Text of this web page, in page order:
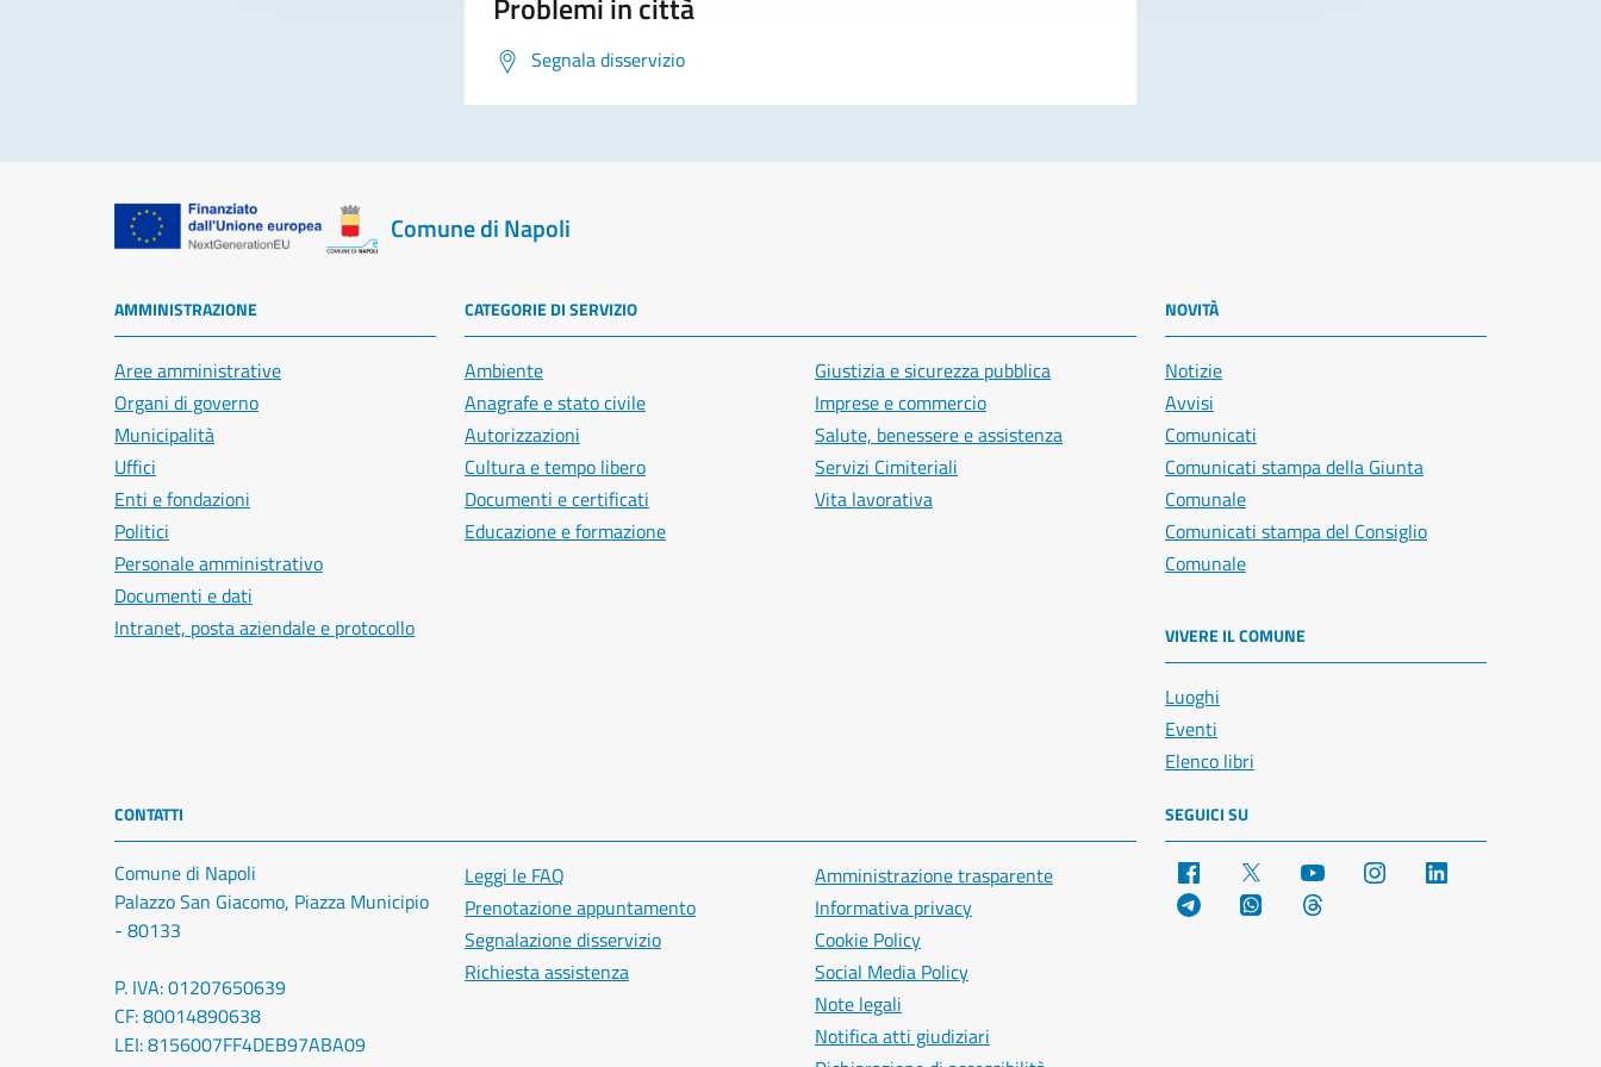
Segnala disservizio
Comune di Napoli
AMMINISTRAZIONE
Aree amministrative
Organi di governo
Municipalità
Uffici
Enti e fondazioni
Politici
Personale amministrativo
Documenti e dati
Intranet, posta aziendale e protocollo
CATEGORIE DI SERVIZIO
Ambiente
Anagrafe e stato civile
Autorizzazioni
Cultura e tempo libero
Documenti e certificati
Educazione e formazione
Giustizia e sicurezza pubblica
Imprese e commercio
Salute, benessere e assistenza
Servizi Cimiteriali
Vita lavorativa
NOVITÀ
Notizie
Avvisi
Comunicati
Comunicati stampa della Giunta
Comunale
Comunicati stampa del Consiglio
Comunale
VIVERE IL COMUNE
Luoghi
Eventi
Elenco libri
CONTATTI
Comune di Napoli
Palazzo San Giacomo, Piazza Municipio
- 80133
P. IVA: 01207650639
CF: 80014890638
LEI: 8156007FF4DEB97ABA09
Leggi le FAQ
Prenotazione appuntamento
Segnalazione disservizio
Richiesta assistenza
Amministrazione trasparente
Informativa privacy
Cookie Policy
Social Media Policy
Note legali
Notifica atti giudiziari
SEGUICI SU
Facebook YouTube Instagram
Telegram WhatsApp